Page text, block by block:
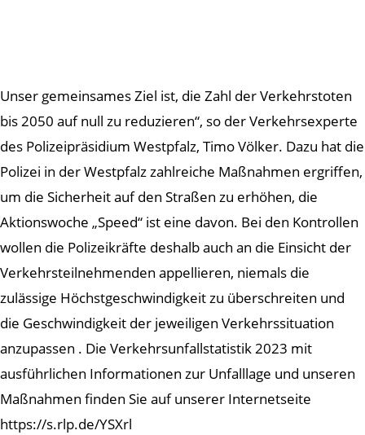
Unser gemeinsames Ziel ist, die Zahl der Verkehrstoten
bis 2050 auf null zu reduzieren“, so der Verkehrsexperte
des Polizeipräsidium Westpfalz, Timo Völker. Dazu hat die
Polizei in der Westpfalz zahlreiche Maßnahmen ergriffen,
um die Sicherheit auf den Straßen zu erhöhen, die
Aktionswoche „Speed“ ist eine davon. Bei den Kontrollen
wollen die Polizeikräfte deshalb auch an die Einsicht der
Verkehrsteilnehmenden appellieren, niemals die
zulässige Höchstgeschwindigkeit zu überschreiten und
die Geschwindigkeit der jeweiligen Verkehrssituation
anzupassen . Die Verkehrsunfallstatistik 2023 mit
ausführlichen Informationen zur Unfalllage und unseren
Maßnahmen finden Sie auf unserer Internetseite
https://s.rlp.de/YSXrl